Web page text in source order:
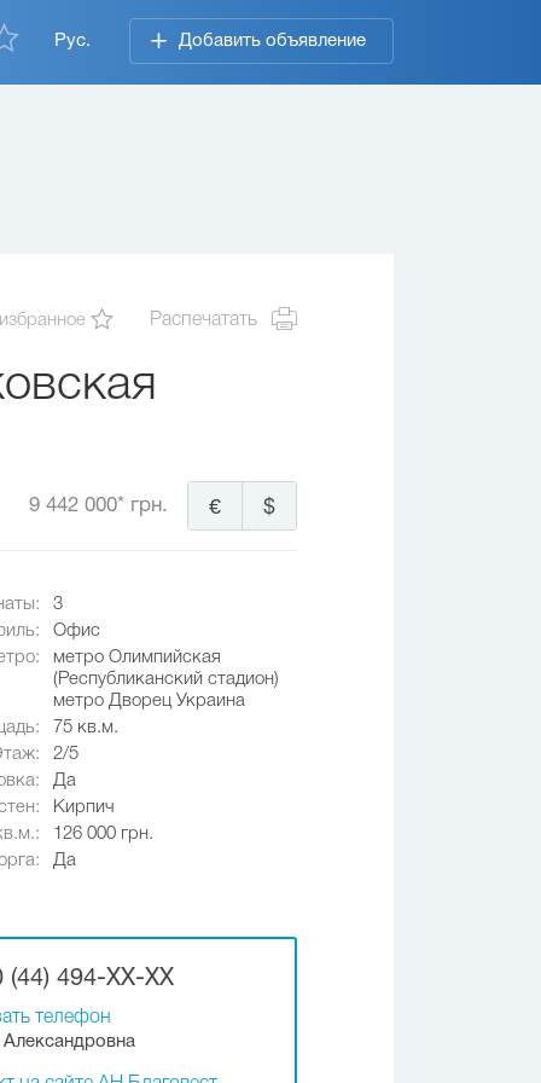
Рус. Добавить объявление
Распечатать
9 442 000* грн. $
€
3
Офис
метро Олимпийская
(Республиканский стадион)
метро Дворец Украина
75 кв.м.
2/5
Да
Кирпич
126 000 грн.
Да
(44) 494-XX-XX
телефон
Александровна